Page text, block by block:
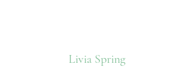
Livia Spring